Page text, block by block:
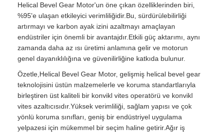
Helical Bevel Gear Motor'un öne çıkan özelliklerinden biri,
%95'e ulaşan etkileyici verimliliğidir.Bu, sürdürülebilirliği
artırmayı ve karbon ayak izini azaltmayı amaçlayan
endüstriler için önemli bir avantajdır.Etkili güç aktarımı, aynı
zamanda daha az ısı üretimi anlamına gelir ve motorun
genel dayanıklılığına ve güvenilirliğine katkıda bulunur.
Özetle,Helical Bevel Gear Motor, gelişmiş helical bevel gear
teknolojisini üstün malzemelerle ve koruma standartlarıyla
birleştiren üst kaliteli bir konvikl vites operatörü ve konvikl
vites azaltıcısıdır.Yüksek verimliliği, sağlam yapısı ve çok
yönlü koruma sınıfları, geniş bir endüstriyel uygulama
yelpazesi için mükemmel bir seçim haline getirir.Ağır iş